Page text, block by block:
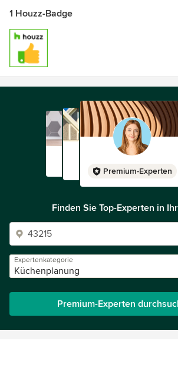
1 Houzz-Badge
Premium-Experten
Finden Sie Top-Experten in
Expertenkategorie
Küchenplanung
Premium-Experten